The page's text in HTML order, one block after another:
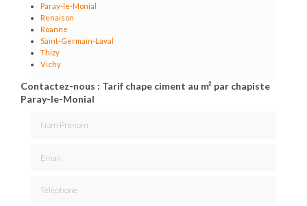
Paray-le-Monial
Renaison
Roanne
Saint-Germain-Laval
Thizy
Vichy
Contactez-nous : Tarif chape ciment au m² par chapiste
Paray-le-Monial